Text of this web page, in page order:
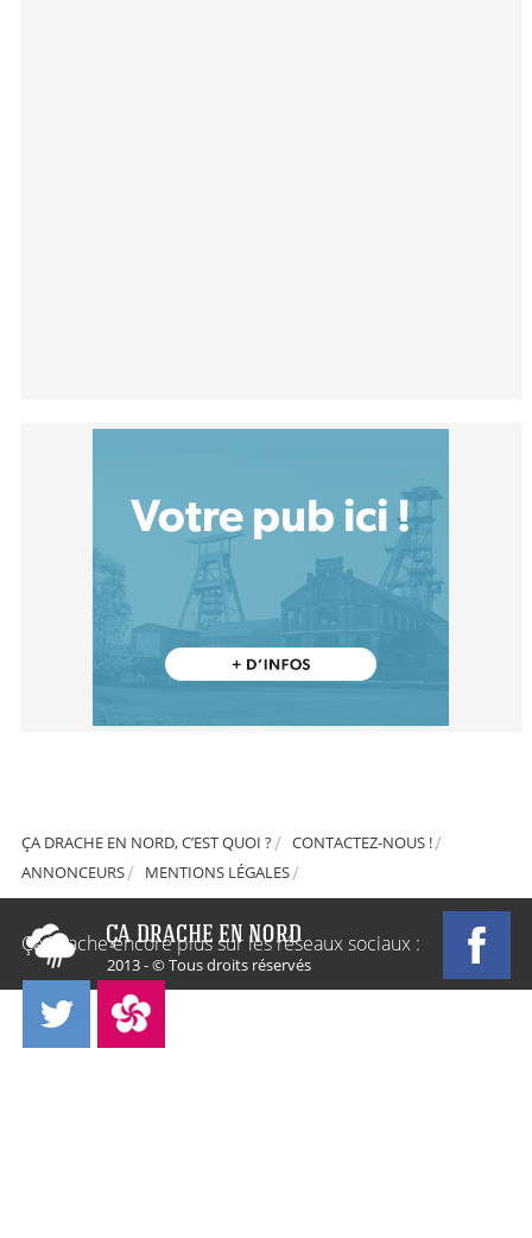
ÇA DRACHE EN NORD, C’EST QUOI ?
CONTACTEZ-NOUS !
ANNONCEURS
MENTIONS LÉGALES
2013 - © Tous droits réservés
Ça Drache encore plus sur les réseaux sociaux :